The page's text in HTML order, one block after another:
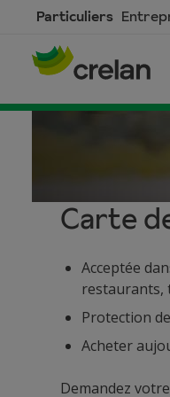
main
content
Particuliers
La
carte
de
Carte
Acceptée
restaurants,
Protection
Acheter
Demandez